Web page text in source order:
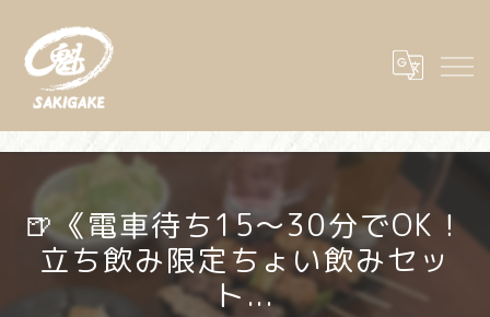
🍺《電車待ち15〜30分でOK！
立ち飲み限定ちょい飲みセッ
ト...